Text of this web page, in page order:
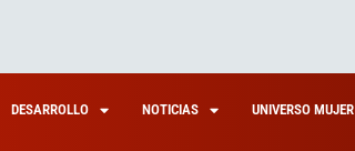
DESARROLLO NOTICIAS UNIVERSO MUJER